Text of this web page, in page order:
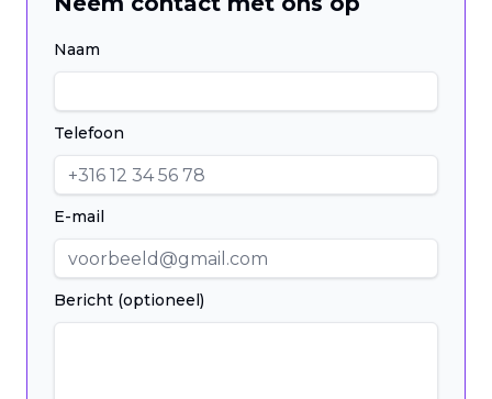
Naam
Telefoon
E-mail
Bericht (optioneel)